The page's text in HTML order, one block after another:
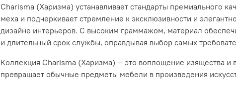
Charisma (Харизма) устанавливает стандарты премиального
меха и подчеркивает стремление к эксклюзивности и
дизайне интерьеров. С высоким граммажом, материал
и длительный срок службы, оправдывая выбор самых
Коллекция Charisma (Харизма) — это воплощение изящества и
превращает обычные предметы мебели в произведения